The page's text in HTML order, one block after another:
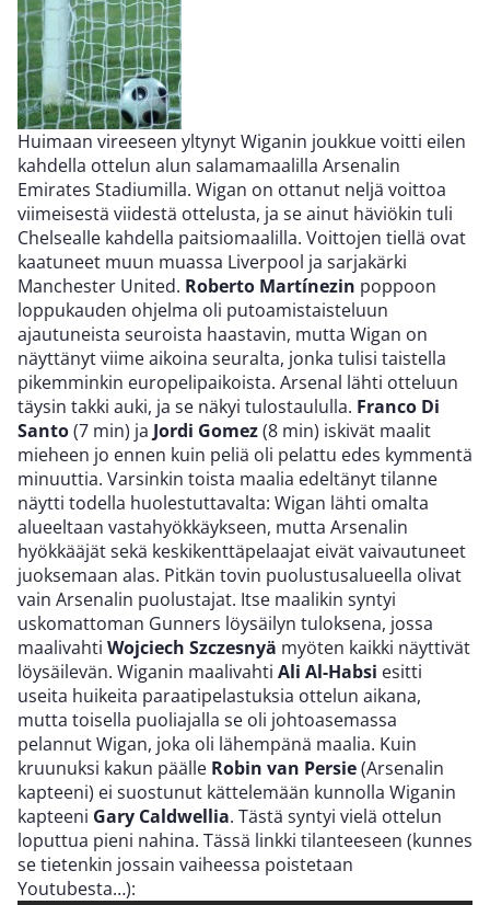
Huimaan vireeseen yltynyt Wiganin joukkue voitti eilen
kahdella ottelun alun salamamaalilla Arsenalin
Emirates Stadiumilla. Wigan on ottanut neljä voittoa
viimeisestä viidestä ottelusta, ja se ainut häviökin tuli
Chelsealle kahdella paitsiomaalilla. Voittojen tiellä ovat
kaatuneet muun muassa Liverpool ja sarjakärki
Manchester United. Roberto Martínezin poppoon
loppukauden ohjelma oli putoamistaisteluun
ajautuneista seuroista haastavin, mutta Wigan on
näyttänyt viime aikoina seuralta, jonka tulisi taistella
pikemminkin europelipaikoista. Arsenal lähti otteluun
täysin takki auki, ja se näkyi tulostaululla. Franco Di
Santo(7 min) ja Jordi Gomez(8 min) iskivät maalit
mieheen jo ennen kuin peliä oli pelattu edes kymmentä
minuuttia. Varsinkin toista maalia edeltänyt tilanne
näytti todella huolestuttavalta: Wigan lähti omalta
alueeltaan vastahyökkäykseen, mutta Arsenalin
hyökkääjät sekä keskikenttäpelaajat eivät vaivautuneet
juoksemaan alas. Pitkän tovin puolustusalueella olivat
vain Arsenalin puolustajat. Itse maalikin syntyi
uskomattoman Gunners löysäilyn tuloksena, jossa
maalivahti Wojciech Szczesnyä myöten kaikki näyttivät
löysäilevän. Wiganin maalivahti Ali Al-Habsi esitti
useita huikeita paraatipelastuksia ottelun aikana,
mutta toisella puoliajalla se oli johtoasemassa
pelannut Wigan, joka oli lähempänä maalia. Kuin
kruunuksi kakun päälle Robin van Persie(Arsenalin
kapteeni) ei suostunut kättelemään kunnolla Wiganin
kapteeni Gary Caldwellia. Tästä syntyi vielä ottelun
loputtua pieni nahina. Tässä linkki tilanteeseen (kunnes
se tietenkin jossain vaiheessa poistetaan
Youtubesta…):